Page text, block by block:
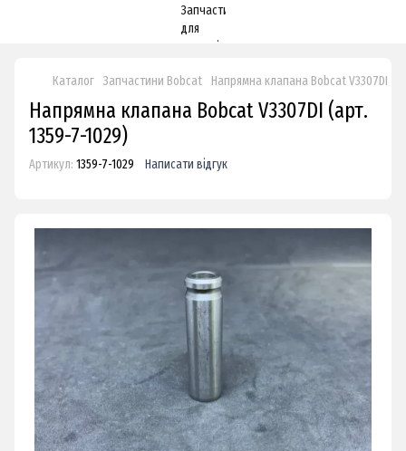
Каталог Запчастини Bobcat Напрямна клапана Bobcat V3307DI
Напрямна клапана Bobcat V3307DI (арт.
1359-7-1029)
Артикул: 1359-7-1029 Написати відгук